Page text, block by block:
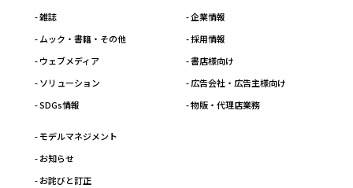
- 雑誌
- ムック・書籍・その他
- ウェブメディア
- ソリューション
- SDGs情報
- 企業情報
- 採用情報
- 書店様向け
- 広告会社・広告主様向け
- 物販・代理店業務
- モデルマネジメント
- お知らせ
- お詫びと訂正